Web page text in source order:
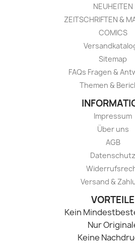
NEUHEITEN
ZEITSCHRIFTEN &
COMICS
Sitemap
FAQs Fragen &
Themen &
Impressum
Über uns
AGB
Datenschutz
Versand &
VORTEILE
Kein
Nur
Keine